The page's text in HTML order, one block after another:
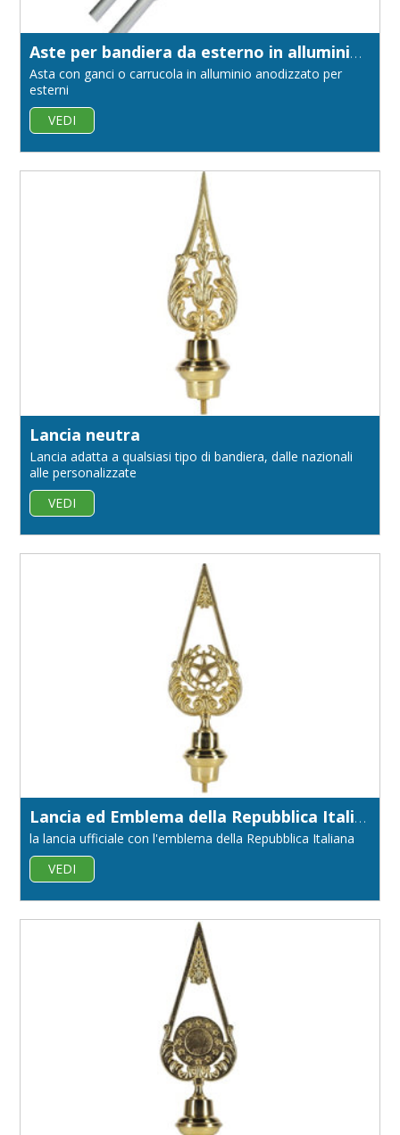
Aste per bandiera da esterno in alluminio anodizzato diametro 32 in un unico pezzo
Asta con ganci o carrucola in alluminio anodizzato per
esterni
VEDI
Lancia neutra
Lancia adatta a qualsiasi tipo di bandiera, dalle nazionali
alle personalizzate
VEDI
Lancia ed Emblema della Repubblica Italiana
la lancia ufficiale con l'emblema della Repubblica Italiana
VEDI